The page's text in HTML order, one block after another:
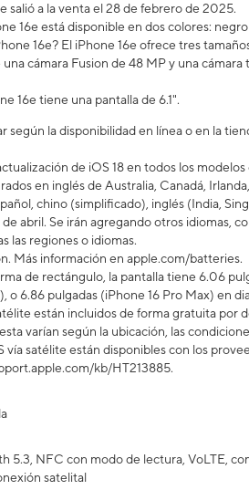
salió a la venta el 28 de febrero de 2025.
16e está disponible en dos colores:
16e? El iPhone 16e ofrece tres
cámara Fusion de 48 MP y una
16e tiene una pantalla de 6.1".
según la disponibilidad en línea o en la
de iOS 18 en todos los modelos
en inglés de Australia, Canadá,
chino (simplificado), inglés (India,
abril. Se irán agregando otros idiomas,
las regiones o idiomas.
Más información en apple.com/batteries.
de rectángulo, la pantalla tiene 6.06
o 6.86 pulgadas (iPhone 16 Pro Max) en
están incluidos de forma gratuita por
varían según la ubicación, las
satélite están disponibles con los
kb/HT213885.
5.3, NFC con modo de lectura, VoLTE,
satelital​​​​​​​